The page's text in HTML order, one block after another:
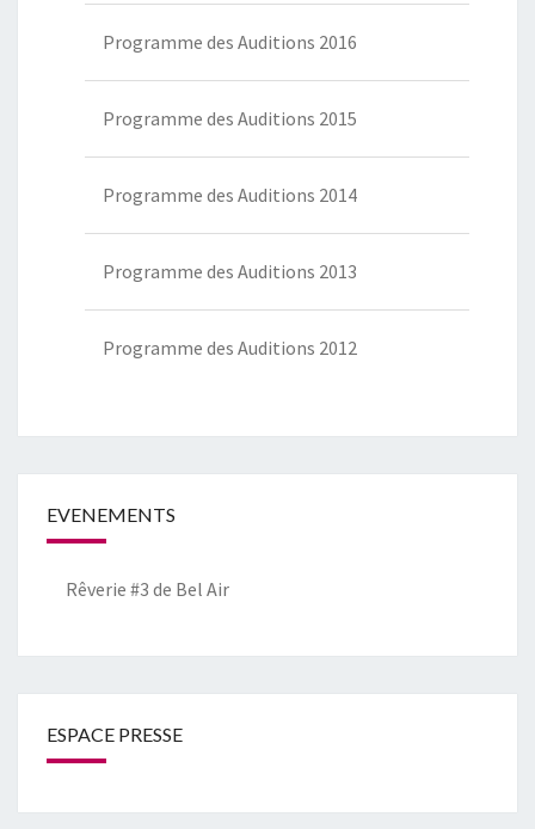
Programme des Auditions 2016
Programme des Auditions 2015
Programme des Auditions 2014
Programme des Auditions 2013
Programme des Auditions 2012
EVENEMENTS
Rêverie #3 de Bel Air
ESPACE PRESSE